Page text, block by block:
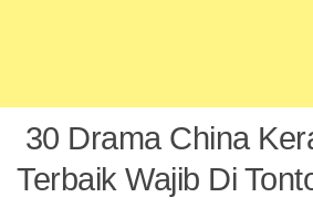
30 Drama China
Terbaik Wajib Di